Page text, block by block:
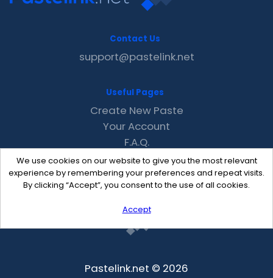
We use cookies on our website to give you the most relevant
experience by remembering your preferences and repeat visits.
By clicking “Accept”, you consent to the use of all cookies.
Accept
Contact Us
support@pastelink.net
Useful Pages
Create New Paste
Your Account
F.A.Q.
Recent
Contact
Pastelink.net © 2026